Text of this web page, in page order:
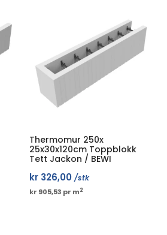
Thermomur 250x
25x30x120cm Toppblokk
Tett Jackon / BEWI
kr 326,00 /stk
kr 905,53 pr m2